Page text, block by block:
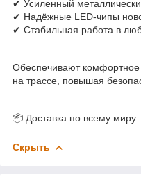
✔ Усиленный
✔ Надёжные LED-чипы
✔ Стабильная работа в
Обеспечивают комфортное
на трассе, повышая
📦 Доставка по всему миру
Скрыть